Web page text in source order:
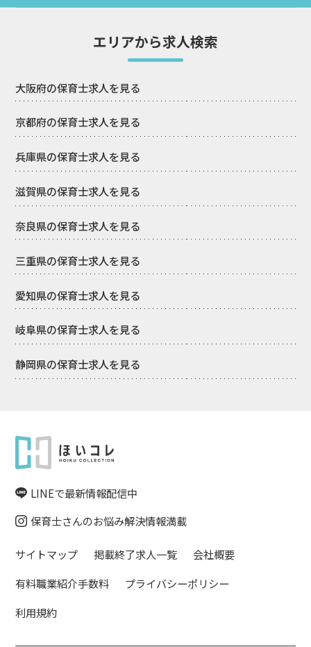
エリアから求人検索
大阪府の保育士求人を見る
京都府の保育士求人を見る
兵庫県の保育士求人を見る
滋賀県の保育士求人を見る
奈良県の保育士求人を見る
三重県の保育士求人を見る
愛知県の保育士求人を見る
岐阜県の保育士求人を見る
静岡県の保育士求人を見る
LINEで最新情報配信中
保育士さんのお悩み解決情報満載
サイトマップ 掲載終了求人一覧
会社概要
有料職業紹介手数料
プライバシーポリシー
利用規約